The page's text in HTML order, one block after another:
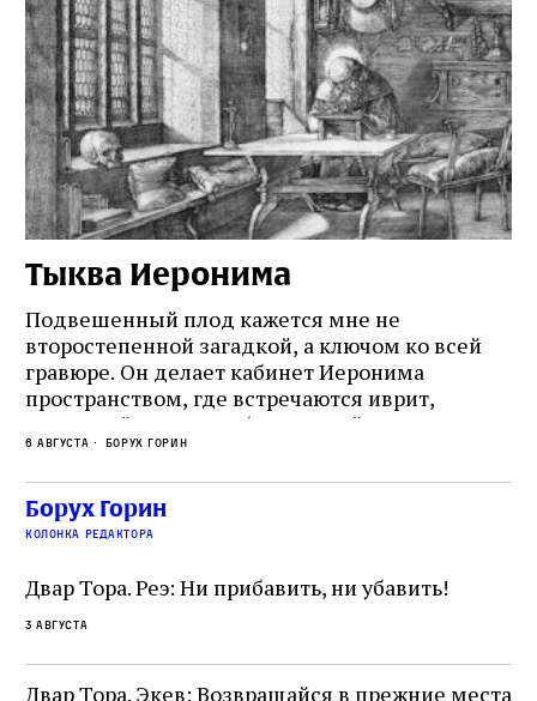
Тыква Иеронима
Подвешенный плод кажется мне не
второстепенной загадкой, а ключом ко всей
гравюре. Он делает кабинет Иеронима
пространством, где встречаются иврит,
греческий и латынь; буквальный смысл и
церковная традиция; филологическая
точность и понятность; переводчик,
убеждённый в необходимости исправления, и
читатель, воспринимающий исправление как
не просто покровитель переводчиков,
окружённый книгами. Перед нами человек,
одно решение которого вызвало возмущение
целой общины и стало частью многовекового
спора о том, кому принадлежит последнее
6 августа Борух Горин
Борух Горин
колонка редактора
Двар Тора. Реэ: Ни прибавить, ни убавить!
3 августа
Двар Тора. Экев: Возвращайся в прежние места